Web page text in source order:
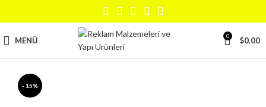
MENÜ 0 $0,00
- 15%